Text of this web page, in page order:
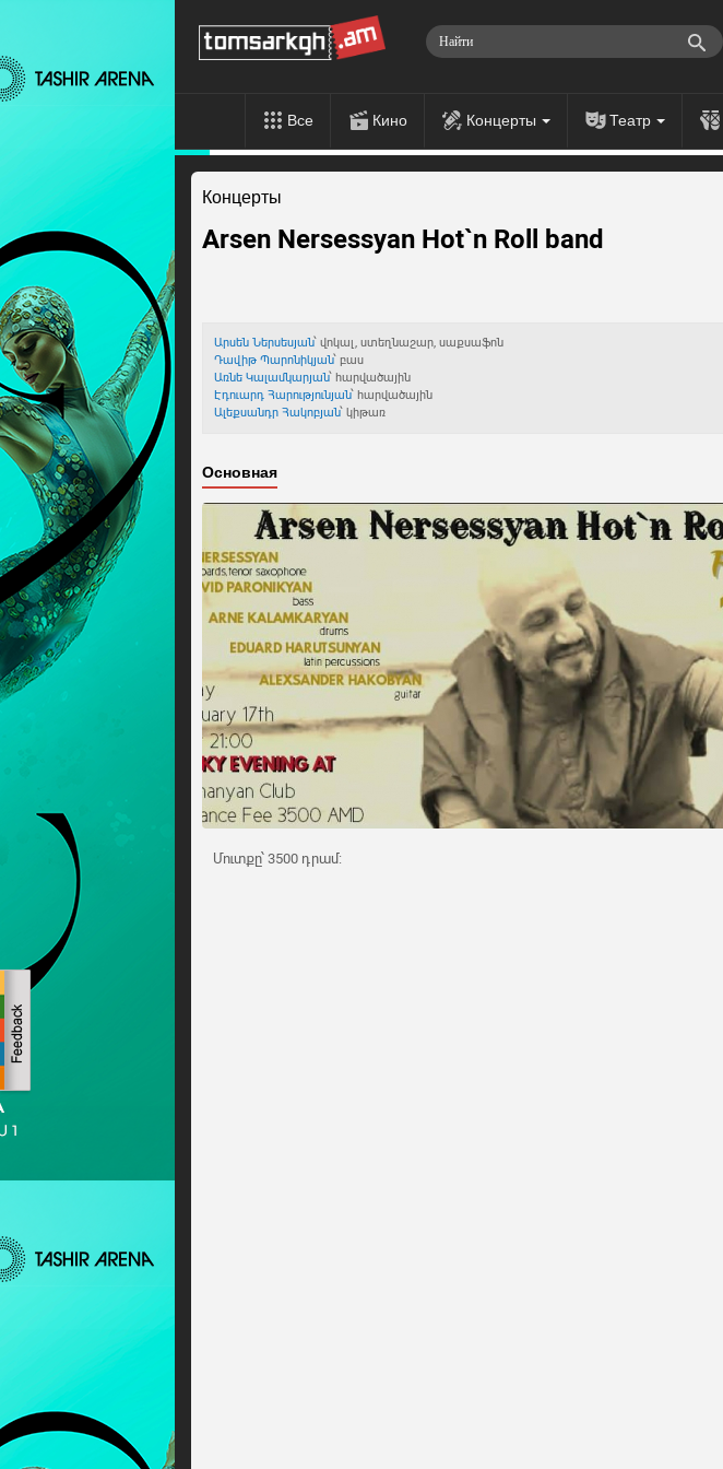
Все Кино Концерты Театр
Концерты
Arsen Nersessyan Hot`n Roll band
Արսեն Ներսեսյան՝ վոկալ, ստեղնաշար, սաքսաֆոն
Դավիթ Պարոնիկյան՝ բաս
Առնե Կալամկարյան՝ հարվածային
Էդուարդ Հարությունյան՝ հարվածային
Ալեքսանդր Հակոբյան՝ կիթառ
Основная
Մուտքը՝ 3500 դրամ: